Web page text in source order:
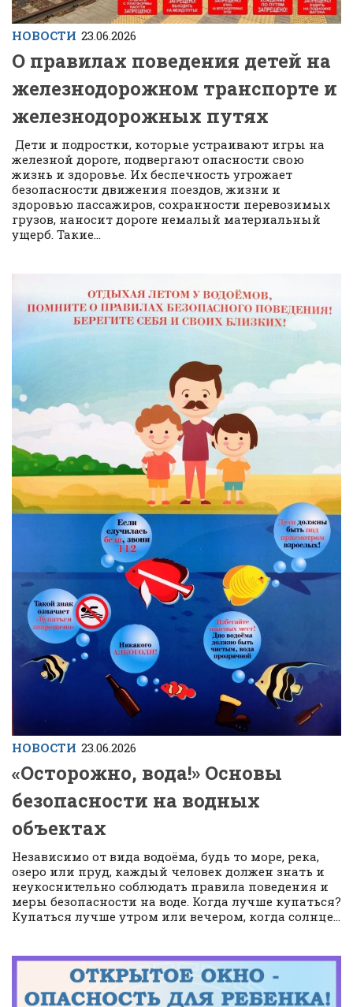
НОВОСТИ 23.06.2026
О правилах поведения детей на
железнодорожном транспорте и
железнодорожных путях
Дети и подростки, которые устраивают игры на
железной дороге, подвергают опасности свою
жизнь и здоровье. Их беспечность угрожает
безопасности движения поездов, жизни и
здоровью пассажиров, сохранности перевозимых
грузов, наносит дороге немалый материальный
ущерб. Такие...
НОВОСТИ 23.06.2026
«Осторожно, вода!» Основы
безопасности на водных
объектах
Независимо от вида водоёма, будь то море, река,
озеро или пруд, каждый человек должен знать и
неукоснительно соблюдать правила поведения и
меры безопасности на воде. Когда лучше купаться?
Купаться лучше утром или вечером, когда солнце...